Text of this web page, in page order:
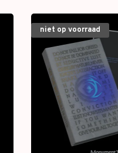
niet op voorraad